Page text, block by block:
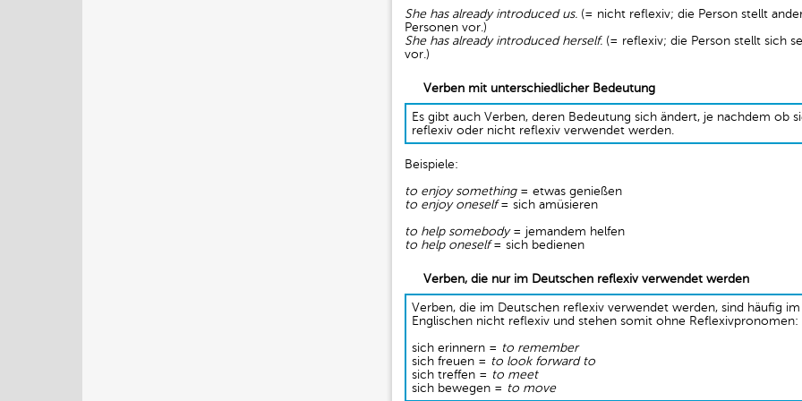
She has already introduced us. (= nicht reflexiv; die Person stellt
Personen vor.)
She has already introduced herself. (= reflexiv; die Person stellt sich
vor.)
Verben mit unterschiedlicher Bedeutung
Es gibt auch Verben, deren Bedeutung sich ändert, je nachdem ob
reflexiv oder nicht reflexiv verwendet werden.
Beispiele:
to enjoy something= etwas genießen
to enjoy oneself= sich amüsieren
to help somebody= jemandem helfen
to help oneself= sich bedienen
Verben, die nur im Deutschen reflexiv verwendet werden
Verben, die im Deutschen reflexiv verwendet werden, sind häufig im
Englischen nicht reflexiv und stehen somit ohne Reflexivpronomen:
sich erinnern = to remember
sich freuen = to look forward to
sich treffen = to meet
sich bewegen = to move